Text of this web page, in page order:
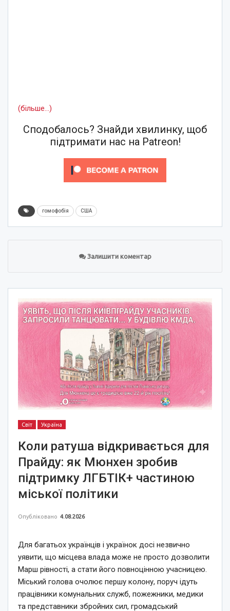
(більше…)
Сподобалось? Знайди хвилинку, щоб
підтримати нас на Patreon!
гомофобія США
Залишити коментар
Світ Україна
Коли ратуша відкривається для
Прайду: як Мюнхен зробив
підтримку ЛГБТІК+ частиною
міської політики
Опубліковано 4.08.2026
Для багатьох українців і українок досі незвично
уявити, що місцева влада може не просто дозволити
Марш рівності, а стати його повноцінною учасницею.
Міський голова очолює першу колону, поруч ідуть
працівники комунальних служб, пожежники, медики
та представники збройних сил, громадський